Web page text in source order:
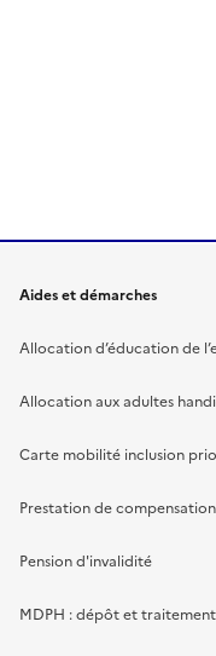
Aides et démarches
Allocation d’éducation de
Allocation aux adultes
Carte mobilité inclusion
Prestation de
Pension d'invalidité
MDPH : dépôt et